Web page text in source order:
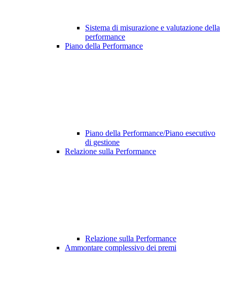
Sistema di misurazione e valutazione della
performance
Piano della Performance
Piano della Performance/Piano esecutivo
di gestione
Relazione sulla Performance
Relazione sulla Performance
Ammontare complessivo dei premi